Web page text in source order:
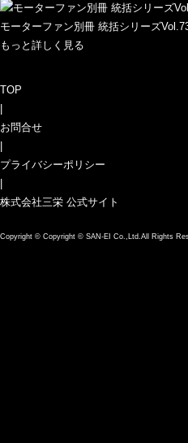
モーターファン別冊 統括シリーズ
もっと詳しく見る
TOP
お問合せ
プライバシーポリシー
株式会社三栄 公式サイト
Copyright © Copyright © SAN-EI Co.,Ltd.All Rights